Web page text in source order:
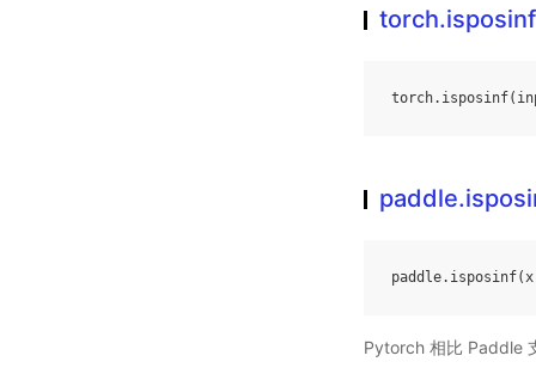
torch.isposinf
torch. isposinf(
paddle. isposinf(x
Pytorch 相比 Paddle